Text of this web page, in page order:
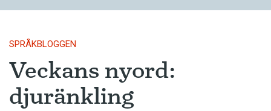
SPRÅKBLOGGEN
Veckans nyord:
djuränkling